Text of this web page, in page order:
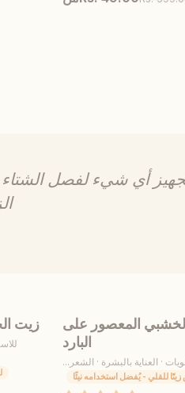
أي شيء لفصل
زيت
المعصور على
البارد
· العناية بالبشرة · الشعر...
للقلي - يُفضل استخدامه نيئًا